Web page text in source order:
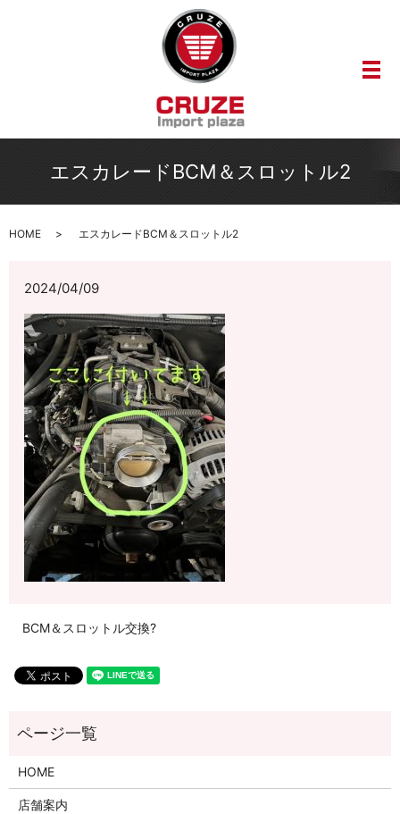
メ
エスカレードBCM＆スロットル2
HOME エスカレードBCM＆スロットル2
2024/04/09
BCM＆スロットル交換?
HOME
店舗案内